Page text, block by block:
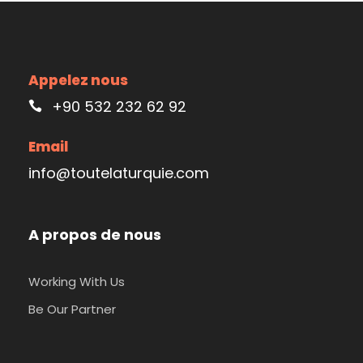
Istanbul by night Istanbul.
Appelez nous
+90 532 232 62 92
Email
info@toutelaturquie.com
A propos de nous
Working With Us
Be Our Partner